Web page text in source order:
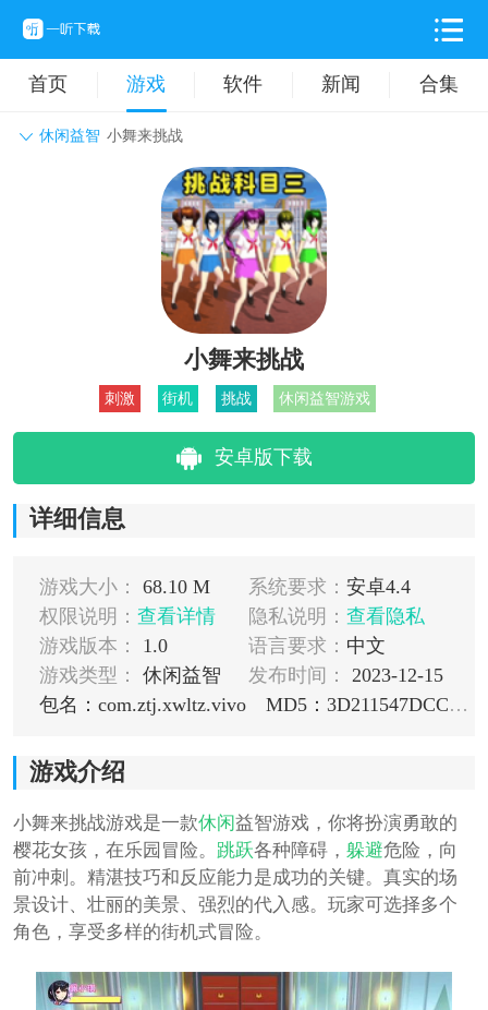
首页 游戏 软件 新闻 合集
休闲益智 小舞来挑战
动作格斗 休闲益智
卡牌对战 音乐舞蹈
挂机养成
小舞来挑战
刺激 街机 挑战 休闲益智游戏
安卓版下载
详细信息
游戏大小： 68.10 M 系统要求： 安卓4.4
权限说明： 查看详情 隐私说明： 查看隐私
游戏版本：
1.0 语言要求： 中文
游戏类型：
休闲益智 发布时间：
2023-12-15
包名：com.ztj.xwltz.vivo
MD5：3D211547DCC0EC9A2075B31D4B078C27
游戏介绍
小舞来挑战游戏是一款休闲益智游戏，你将扮演勇敢的
樱花女孩，在乐园冒险。 跳跃各种障碍， 躲避危险，向
前冲刺。精湛技巧和反应能力是成功的关键。真实的场
景设计、壮丽的美景、强烈的代入感。玩家可选择多个
角色，享受多样的街机式冒险。